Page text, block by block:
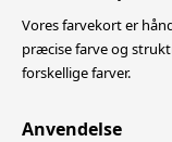
Vores farvekort er
præcise farve og
forskellige farver.
Anvendelse